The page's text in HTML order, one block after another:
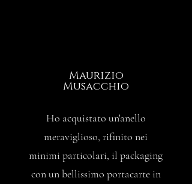
Maurizio
Musacchio
Ho acquistato un'anello
meraviglioso, rifinito nei
minimi particolari, il packaging
con un bellissimo portacarte in